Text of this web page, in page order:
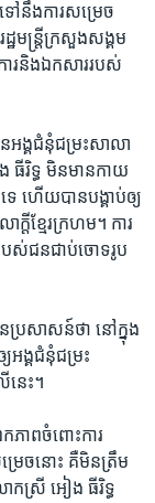
ៅ​នឹង​ការ​សម្រេច​
ឋមន្ដ្រី​ក្រសួង​សង្គម
ការ​និង​ឯកសារ​របស់​
ង្គ​ជំនុំ​ជម្រះ​សាលា
ធីរិទ្ធ​ មិន​មាន​កាយ
ហើយ​បាន​បង្គាប់​ឲ្យ​
ដី​ខ្មែរ​ក្រហម។​ ការ​
បស់​ជន​ជាប់​ចោទ​រូប​
ន​ប្រសាសន៍​ថា​ នៅ​ក្នុង​
អង្គ​ជំនុំ​ជម្រះ​
នេះ។
ភាព​ចំពោះ​ការ​
េច​នោះ​ គឺ​មិន​ត្រឹម
ក​ស្រី​ អៀង ធីរិទ្ធ​